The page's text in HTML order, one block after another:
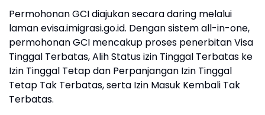
Permohonan GCI diajukan secara daring melalui
laman evisa.imigrasi.go.id. Dengan sistem all-in-one,
permohonan GCI mencakup proses penerbitan Visa
Tinggal Terbatas, Alih Status izin Tinggal Terbatas ke
Izin Tinggal Tetap dan Perpanjangan Izin Tinggal
Tetap Tak Terbatas, serta Izin Masuk Kembali Tak
Terbatas.